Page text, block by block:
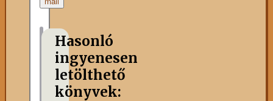
Hasonló
ingyenesen
letölthető
könyvek: